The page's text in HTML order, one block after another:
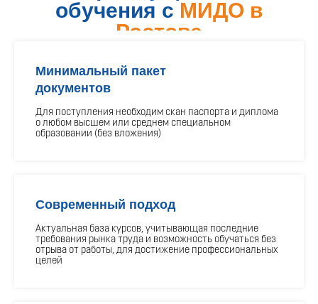
обучения с МИДО в
Ростове
Минимальный пакет
документов
Для поступления необходим скан паспорта и диплома
о любом высшем или среднем специальном
образовании (без вложения)
Современный подход
Актуальная база курсов, учитывающая последние
требования рынка труда и возможность обучаться без
отрыва от работы, для достижение профессиональных
целей